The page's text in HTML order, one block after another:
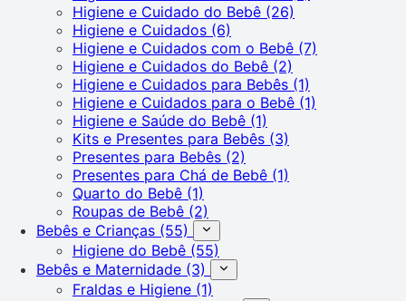
Higiene e Cuidado do Bebê (26)
Higiene e Cuidados (6)
Higiene e Cuidados com o Bebê (7)
Higiene e Cuidados do Bebê (2)
Higiene e Cuidados para Bebês (1)
Higiene e Cuidados para o Bebê (1)
Higiene e Saúde do Bebê (1)
Kits e Presentes para Bebês (3)
Presentes para Bebês (2)
Presentes para Chá de Bebê (1)
Quarto do Bebê (1)
Roupas de Bebê (2)
Bebês e Crianças (55)
Higiene do Bebê (55)
Bebês e Maternidade (3)
Fraldas e Higiene (1)